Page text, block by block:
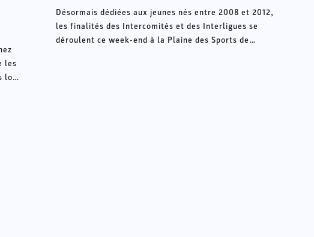
les
lors
Désormais dédiées aux jeunes nés entre 2008 et 2012,
les finalités des Intercomités et des Interligues se
déroulent ce week-end à la Plaine des Sports de